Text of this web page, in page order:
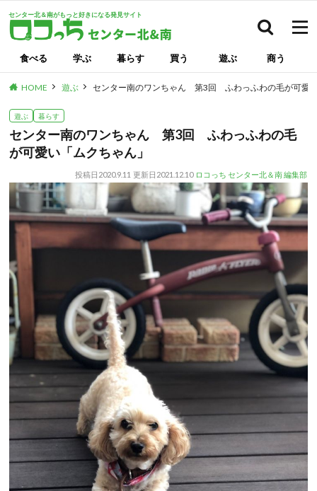
センター北＆南がもっと好きになる発見サイト
食べる 学ぶ 暮らす 買う 遊ぶ 商う
HOME 遊ぶ センター南のワンちゃん 第3回 ふわっふわの毛が可愛
遊ぶ 暮らす
センター南のワンちゃん 第3回 ふわっふわの毛
が可愛い「ムクちゃん」
投稿日 2020.9.11 更新日 2021.12.10 ロコっち センター北＆南 編集部